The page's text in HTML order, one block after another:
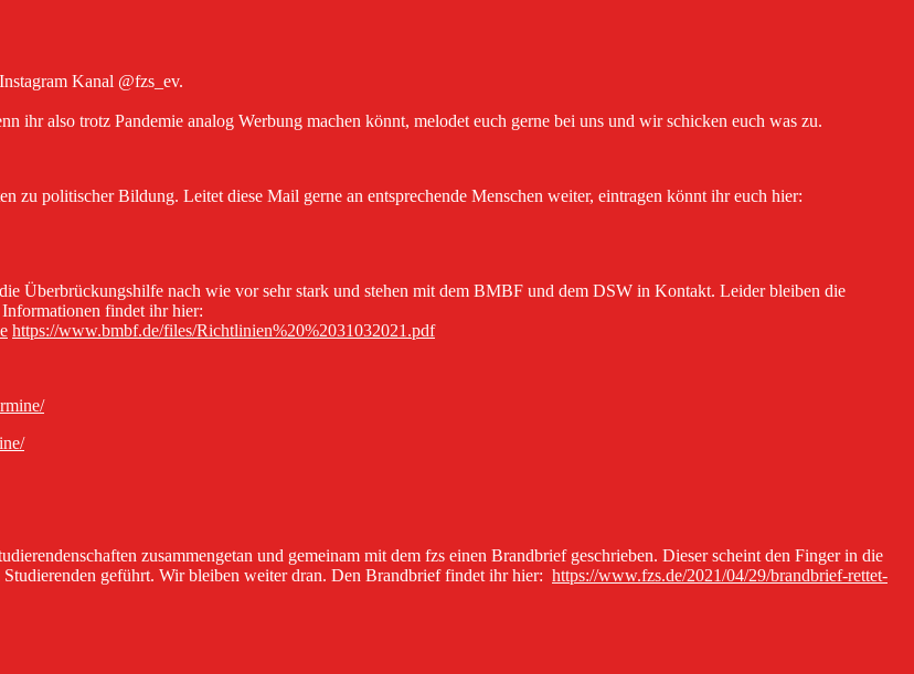
Kanal @fzs_ev.
ihr also trotz Pandemie analog Werbung machen könnt, melodet euch gerne bei uns und wir schicken euch was zu.
zu politischer Bildung. Leitet diese Mail gerne an entsprechende Menschen weiter, eintragen könnt ihr euch hier:
Überbrückungshilfe nach wie vor sehr stark und stehen mit dem BMBF und dem DSW in Kontakt. Leider bleiben die
findet ihr hier:
https://www.bmbf.de/files/Richtlinien%20%2031032021.pdf
zusammengetan und gemeinam mit dem fzs einen Brandbrief geschrieben. Dieser scheint den Finger in die
geführt. Wir bleiben weiter dran. Den Brandbrief findet ihr hier: https://www.fzs.de/2021/04/29/brandbrief-rettet-